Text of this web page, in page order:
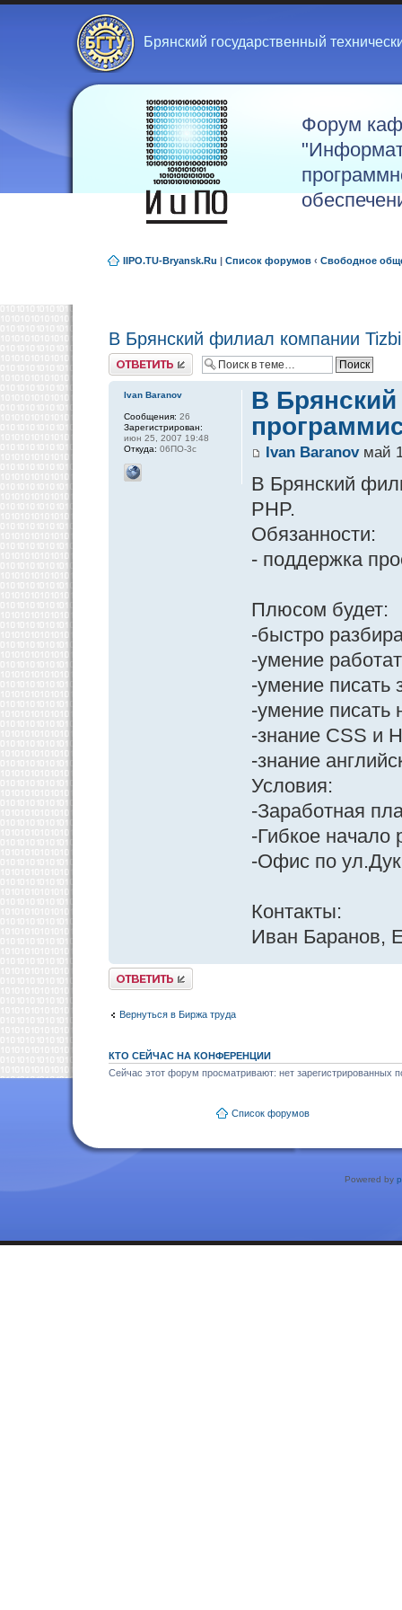
Брянский государственный
Форум
IIPO.TU-Bryansk.Ru | Список форумов ‹ Свободное
В Брянский филиал компании
Ответить
В
Ivan Baranovмай
В Брянский
PHP.
Обязанности:
- поддержка
Плюсом будет:
-быстро
-умение
-умение писать
-умение писать
-знание CSS и
-знание
Условия:
-Заработная
-Гибкое начало
-Офис по
Контакты:
Иван Баранов,
Ivan Baranov
Сообщения: 26
Зарегистрирован:
июн 25, 2007 19:48
Откуда: 06ПО-3с
Ответить
Вернуться в Биржа труда
КТО СЕЙЧАС НА КОНФЕРЕНЦИИ
Сейчас этот форум просматривают: нет зарегистрированных
Список форумов
Powered by